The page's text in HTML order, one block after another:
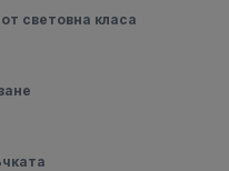
световна класа